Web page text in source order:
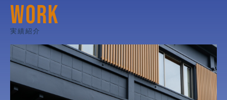
WORK
実績紹介